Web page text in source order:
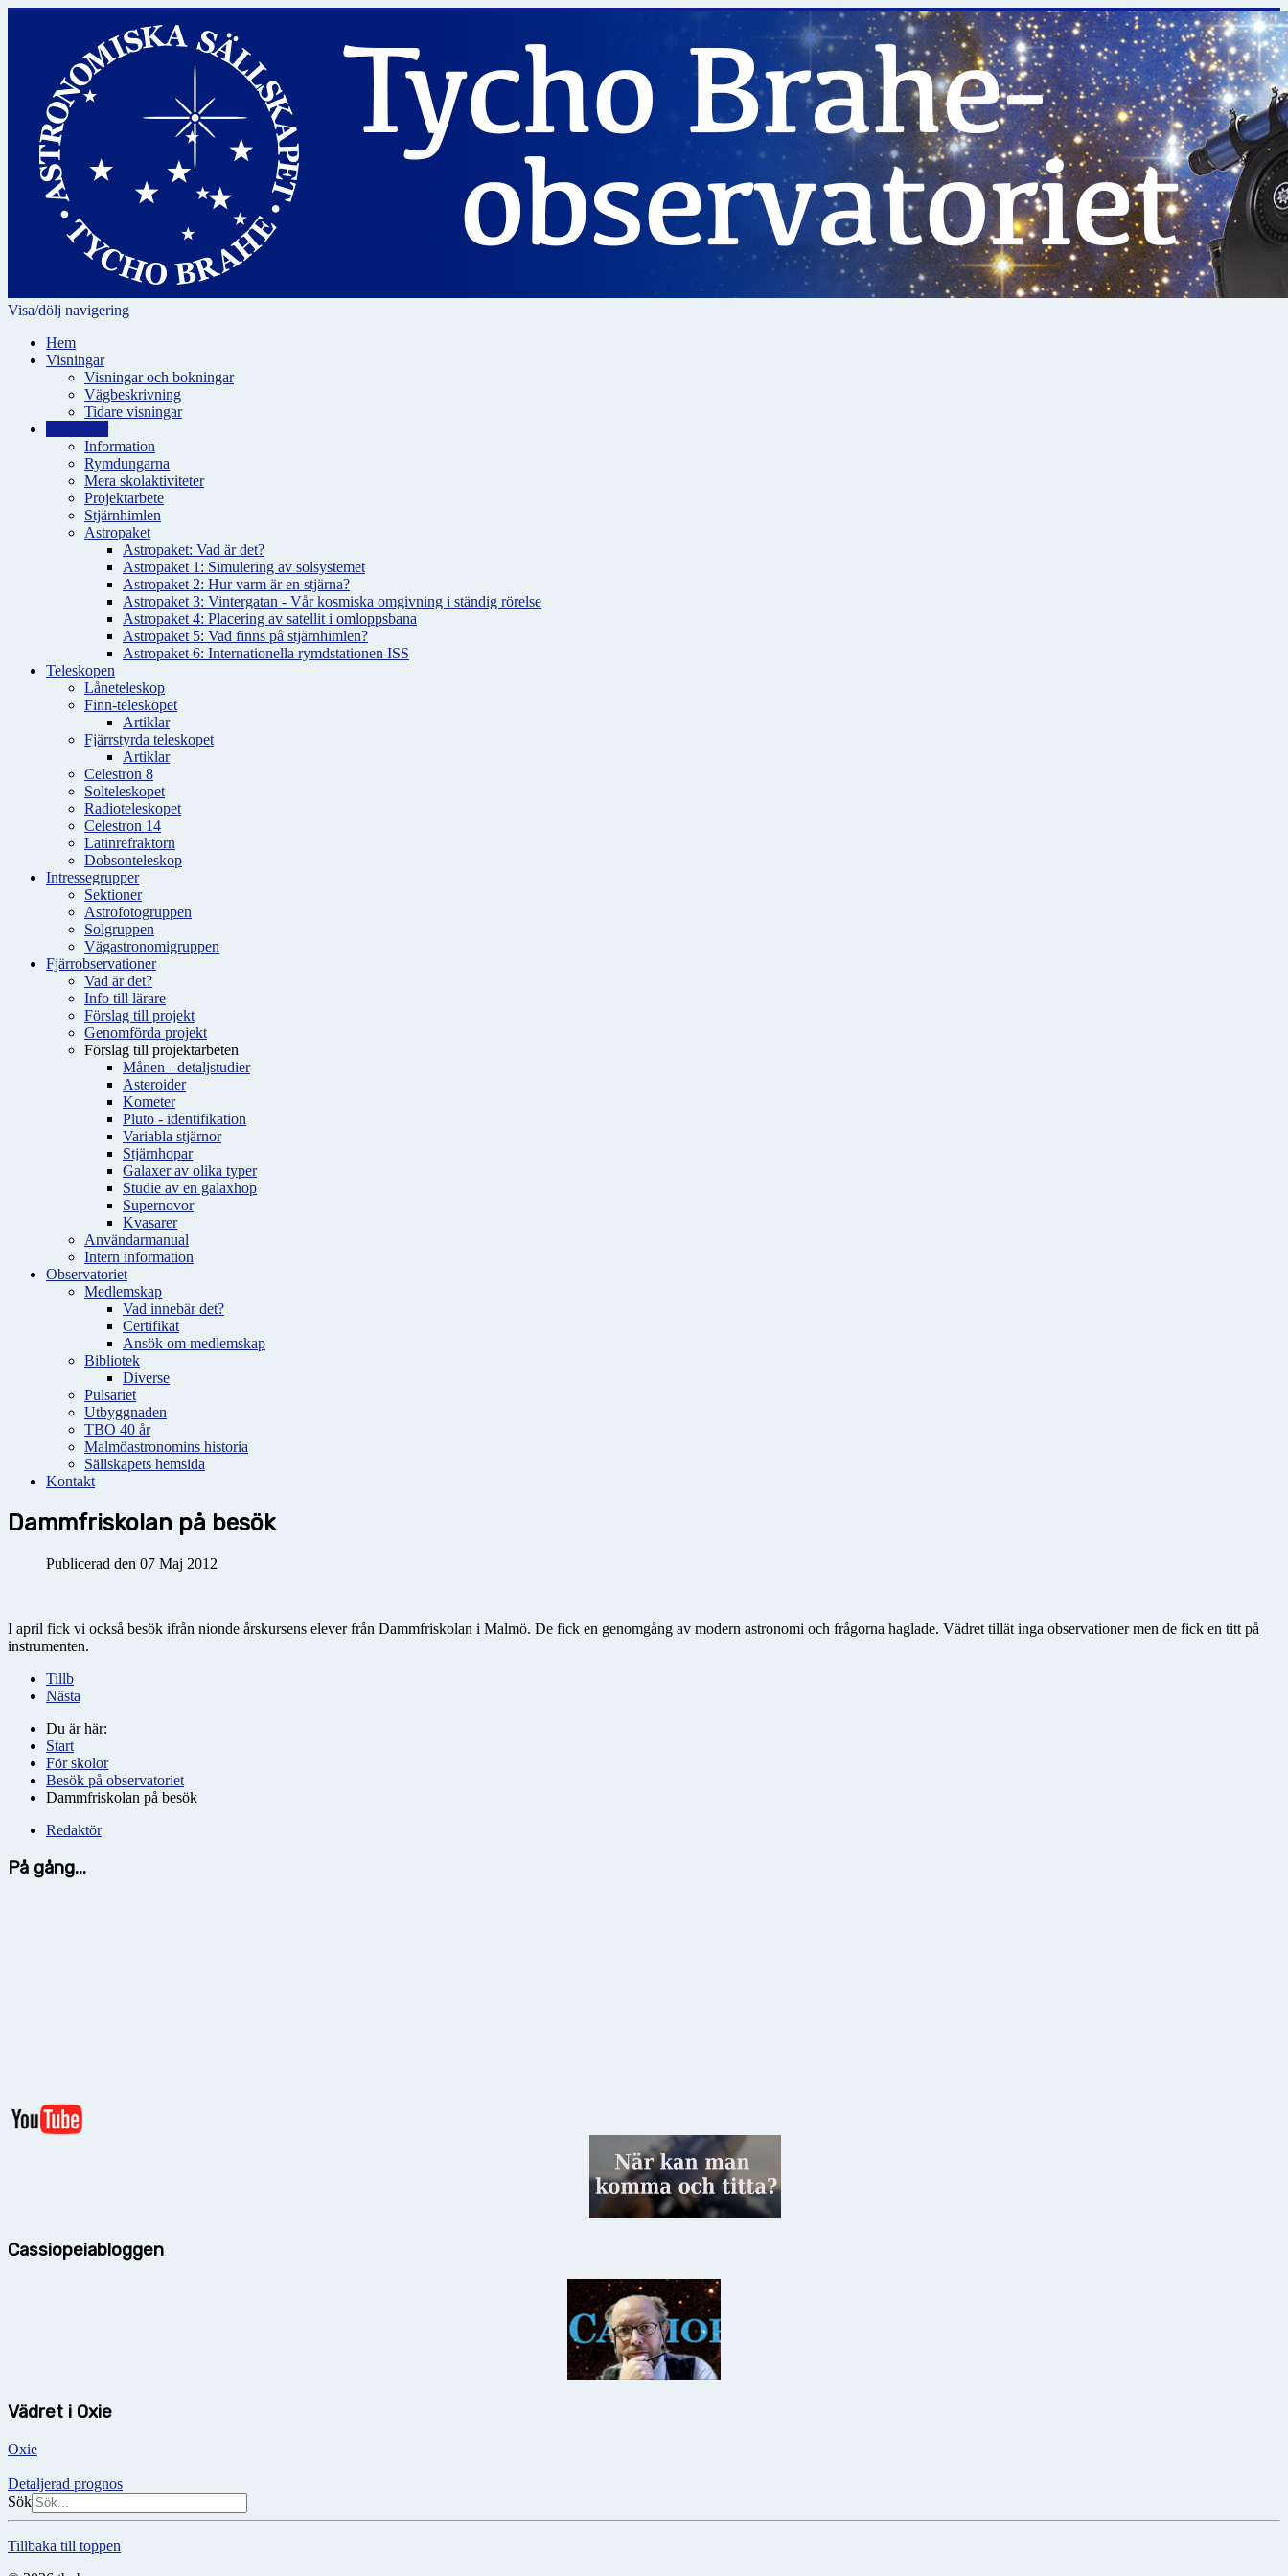
Visa/dölj navigering
Hem
Visningar
Visningar och bokningar
Vägbeskrivning
Tidare visningar
Information
Rymdungarna
Mera skolaktiviteter
Projektarbete
Stjärnhimlen
Astropaket
Astropaket: Vad är det?
Astropaket 1: Simulering av solsystemet
Astropaket 2: Hur varm är en stjärna?
Astropaket 3: Vintergatan - Vår kosmiska omgivning i ständig rörelse
Astropaket 4: Placering av satellit i omloppsbana
Astropaket 5: Vad finns på stjärnhimlen?
Astropaket 6: Internationella rymdstationen ISS
Teleskopen
Låneteleskop
Finn-teleskopet
Artiklar
Fjärrstyrda teleskopet
Artiklar
Celestron 8
Solteleskopet
Radioteleskopet
Celestron 14
Latinrefraktorn
Dobsonteleskop
Intressegrupper
Sektioner
Astrofotogruppen
Solgruppen
Vägastronomigruppen
Fjärrobservationer
Vad är det?
Info till lärare
Förslag till projekt
Genomförda projekt
Förslag till projektarbeten
Månen - detaljstudier
Asteroider
Kometer
Pluto - identifikation
Variabla stjärnor
Stjärnhopar
Galaxer av olika typer
Studie av en galaxhop
Supernovor
Kvasarer
Användarmanual
Intern information
Observatoriet
Medlemskap
Vad innebär det?
Certifikat
Ansök om medlemskap
Bibliotek
Diverse
Pulsariet
Utbyggnaden
TBO 40 år
Malmöastronomins historia
Sällskapets hemsida
Kontakt
Dammfriskolan på besök
Publicerad den 07 Maj 2012
I april fick vi också besök ifrån nionde årskursens elever från Dammfriskolan i Malmö. De fick en genomgång av modern astronomi och frågorna haglade. Vädret tillät inga observationer men de fick en titt på
instrumenten.
Tillb
Nästa
Du är här:
Start
För skolor
Besök på observatoriet
Dammfriskolan på besök
Redaktör
På gång...
Cassiopeiabloggen
Vädret i Oxie
Oxie
Detaljerad prognos
Sök
Tillbaka till toppen